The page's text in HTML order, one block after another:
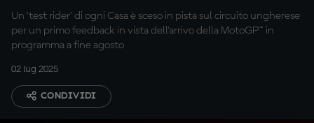
Un 'test rider' di ogni Casa è sceso in pista sul circuito ungherese
per un primo feedback in vista dell'arrivo della MotoGP™ in
programma a fine agosto
02 lug 2025
CONDIVIDI